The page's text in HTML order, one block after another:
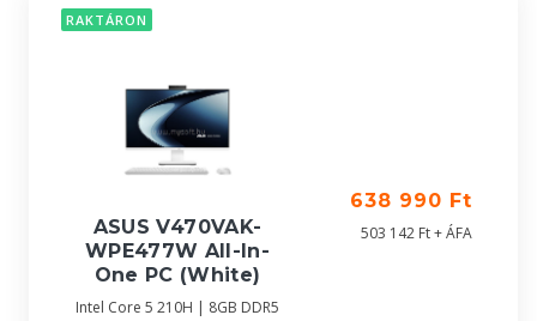
RAKTÁRON
ASUS V470VAK-
WPE477W All-In-
One PC (White)
Intel Core 5 210H | 8GB DDR5
638 990 Ft
503 142 Ft + ÁFA